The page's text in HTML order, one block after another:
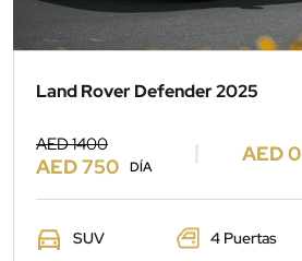
Land Rover Defender 2025
AED 1400
AED 750 DÍA
AED 0
SUV 4 Puertas